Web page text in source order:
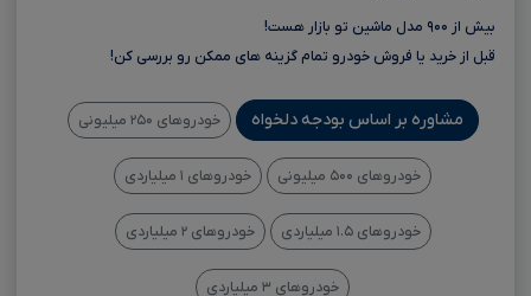
بیش از ۹۰۰ مدل ماشین تو بازار هست!
قبل از خرید یا فروش خودرو تمام گزینه های ممکن رو بررسی کن!
مشاوره بر اساس بودجه دلخواه خودروهای ۲۵۰ میلیونی
خودروهای ۵۰۰ میلیونی خودروهای ۱ میلیاردی
خودروهای ۱.۵ میلیاردی خودروهای ۲ میلیاردی
خودروهای ۳ میلیاردی